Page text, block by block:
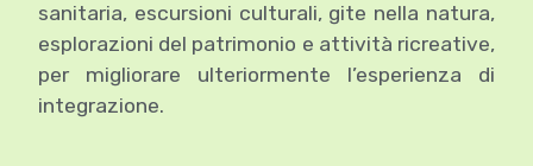
sanitaria, escursioni culturali, gite nella natura,
esplorazioni del patrimonio e attività ricreative,
per migliorare ulteriormente l’esperienza di
integrazione.